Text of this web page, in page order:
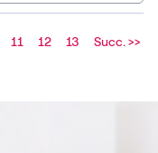
11 12 13 Succ. >>